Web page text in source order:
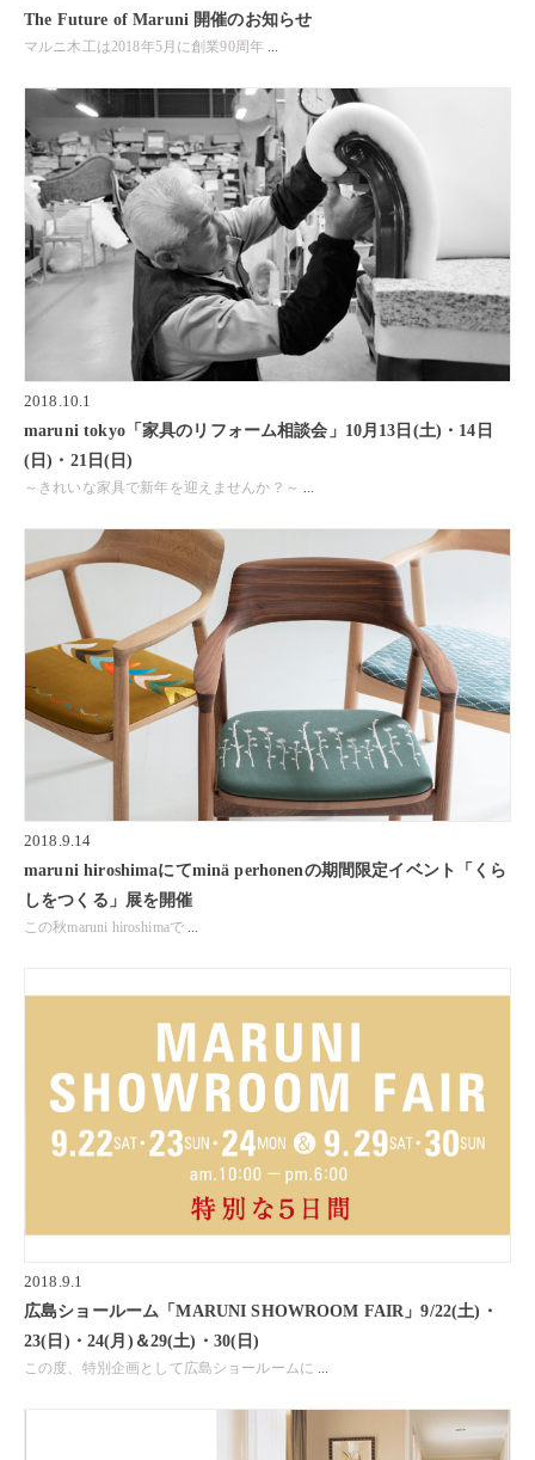
The Future of Maruni 開催のお知らせ
マルニ木工は2018年5月に創業90周年
2018.10.1
maruni tokyo「家具のリフォーム相談会」10月13日(土)・14日
(日)・21日(日)
～きれいな家具で新年を迎えませんか？～
2018.9.14
maruni hiroshimaにてminä perhonenの期間限定イベント「くら
しをつくる」展を開催
この秋maruni hiroshimaで ...
2018.9.1
広島ショールーム「MARUNI SHOWROOM FAIR」9/22(土)・
23(日)・24(月)＆29(土)・30(日)
この度、特別企画として広島ショールームに